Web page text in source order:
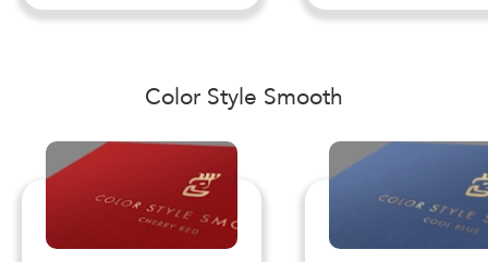
Color Style Smooth